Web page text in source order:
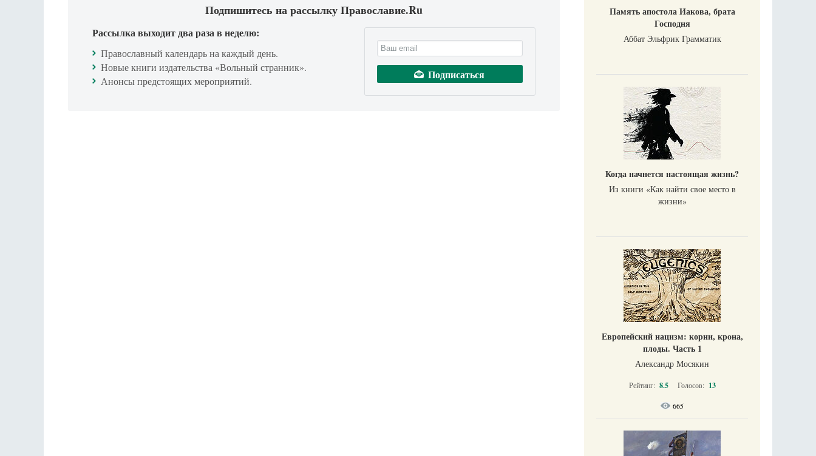
Подпишитесь на рассылку Православие.Ru
Рассылка выходит два раза в неделю:
Православный календарь на каждый день.
Новые книги издательства «Вольный странник».
Анонсы предстоящих мероприятий.
Память апостола Иакова, брата
Господня
Аббат Эльфрик Грамматик
Когда начнется настоящая жизнь?
Из книги «Как найти свое место в
жизни​»
Европейский нацизм: корни, крона,
плоды. Часть 1
Александр Мосякин
Рейтинг: 8.5 Голосов: 13
665